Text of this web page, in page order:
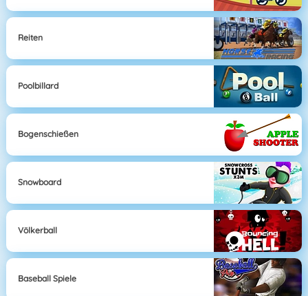
Reiten
Poolbillard
Bogenschießen
Snowboard
Völkerball
Baseball Spiele